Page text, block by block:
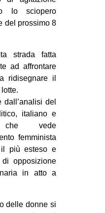
lo sciopero
del prossimo 8
strada fatta
ad affrontare
ridisegnare il
dall’analisi del
italiano e
che vede
femminista
il più esteso e
opposizione
in atto a
delle donne si